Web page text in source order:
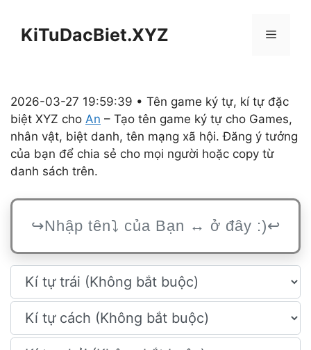
KiTuDacBiet.XYZ Menu
2026-03-27 19:59:39 • Tên game ký tự, kí tự đặc
biệt XYZ cho An – Tạo tên game ký tự cho Games,
nhân vật, biệt danh, tên mạng xã hội. Đăng ý tưởng
của bạn để chia sẻ cho mọi người hoặc copy từ
danh sách trên.